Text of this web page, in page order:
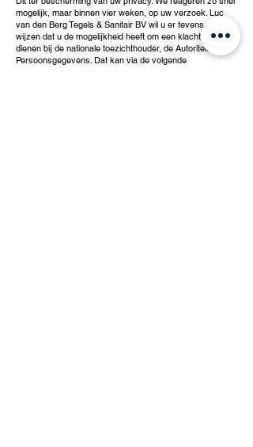
mogelijk, maar binnen vier weken, op uw verzoek. Luc
van den Berg Tegels & Sanitair BV wil u er tevens op
wijzen dat u de mogelijkheid heeft om een klacht in te
dienen bij de nationale toezichthouder, de Autoriteit
Persoonsgegevens. Dat kan via de volgende